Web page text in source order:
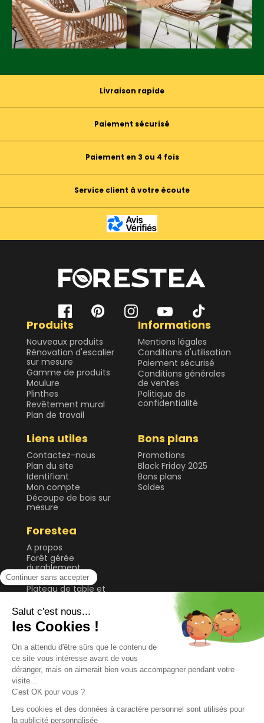
Livraison rapide
Paiement sécurisé
Paiement en 3 ou 4 fois
Service client à votre écoute
Produits
Nouveaux produits
Rénovation d'escalier
sur mesure
Gamme de produits
Moulure
Plinthes
Revêtement mural
Plan de travail
Informations
Mentions légales
Conditions d'utilisation
Paiement sécurisé
Conditions générales
de ventes
Politique de
confidentialité
Liens utiles
Contactez-nous
Plan du site
Identifiant
Mon compte
Découpe de bois sur
mesure
Bons plans
Promotions
Black Friday 2025
Bons plans
Soldes
Forestea
A propos
Forêt gérée
durablement
Guide & Conseils
Plateau de table et
Sol
Tablette et étagère
Tasseau, planche et
© 2026 FORESTEA
TOUS DROITS RÉSERVÉS
MENTIONS LEGALES